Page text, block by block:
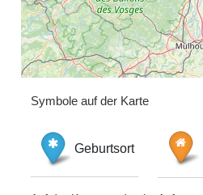
Symbole auf der Karte
Geburtsort